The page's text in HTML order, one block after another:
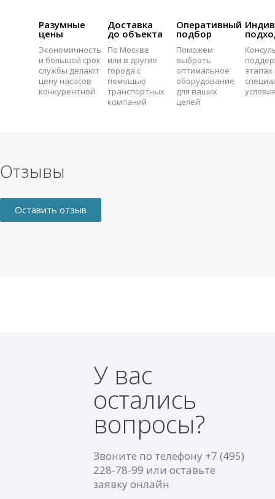
Разумные
цены
Экономичность
и большой срок
службы делают
цену насосов
конкурентной
Доставка
до объекта
По Москве
или в другие
города с
помощью
транспортных
компаний
Оперативный
подбор
Поможем
выбрать
оптимальное
оборудование
для ваших
целей
этапах
Отзывы
Оставить отзыв
У вас
остались
вопросы?
Звоните по телефону +7 (495)
228-78-99 или оставьте
заявку онлайн